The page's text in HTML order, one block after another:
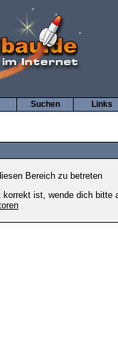
Links
Suchen
Bereich zu betreten
ist, wende dich bitte